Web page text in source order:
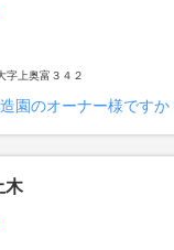
字上奥富３４２
園のオーナー様ですか
木